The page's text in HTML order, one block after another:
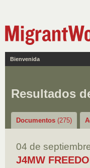
Bienvenida
Resultados
Documentos (275)
04 de
J4MW